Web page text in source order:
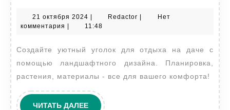
на
что
это
такое?
21 октября 2024 21
октября
| Redactor Redactor
|
Нет
комментария | 11:48
Создайте уютный уголок для отдыха на даче с
помощью ландшафтного дизайна. Планировка,
растения, материалы - все для вашего комфорта!
ЧИТАТЬ ДАЛЕЕЧИТАТЬ